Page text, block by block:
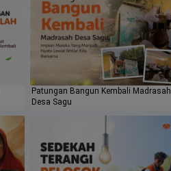
Patungan Bangun Kembali Madrasah
Desa Sagu